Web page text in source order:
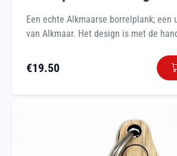
Een echte Alkmaarse borrelplank; een
van Alkmaar. Het design is met de
€19.50